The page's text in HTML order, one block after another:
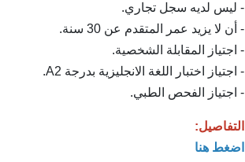
- ليس لديه سجل تجاري.
- أن لا يزيد عمر المتقدم عن 30 سنة.
- اجتياز المقابلة الشخصية.
- اجتياز اختبار اللغة الانجليزية بدرجة A2.
- اجتياز الفحص الطبي.
التفاصيل:
اضغط هنا